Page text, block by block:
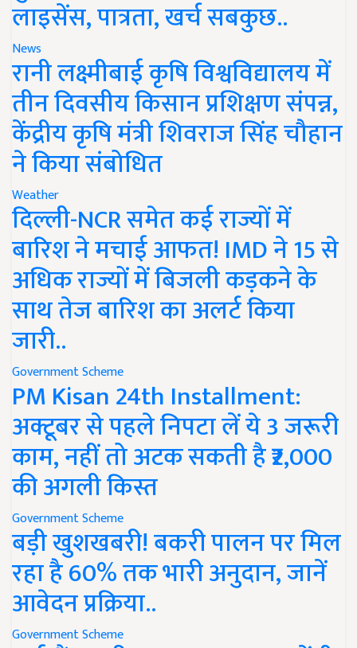
लाइसेंस, पात्रता, खर्च सबकुछ..
News
रानी लक्ष्मीबाई कृषि विश्वविद्यालय में
तीन दिवसीय किसान प्रशिक्षण संपन्न,
केंद्रीय कृषि मंत्री शिवराज सिंह चौहान
ने किया संबोधित
Weather
दिल्ली-NCR समेत कई राज्यों में
बारिश ने मचाई आफत! IMD ने 15 से
अधिक राज्यों में बिजली कड़कने के
साथ तेज बारिश का अलर्ट किया
जारी..
Government Scheme
PM Kisan 24th Installment:
अक्टूबर से पहले निपटा लें ये 3 जरूरी
काम, नहीं तो अटक सकती है ₹2,000
की अगली किस्त
Government Scheme
बड़ी खुशखबरी! बकरी पालन पर मिल
रहा है 60% तक भारी अनुदान, जानें
आवेदन प्रक्रिया..
Government Scheme